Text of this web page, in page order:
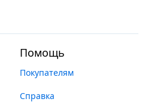
Помощь
Покупателям
Справка